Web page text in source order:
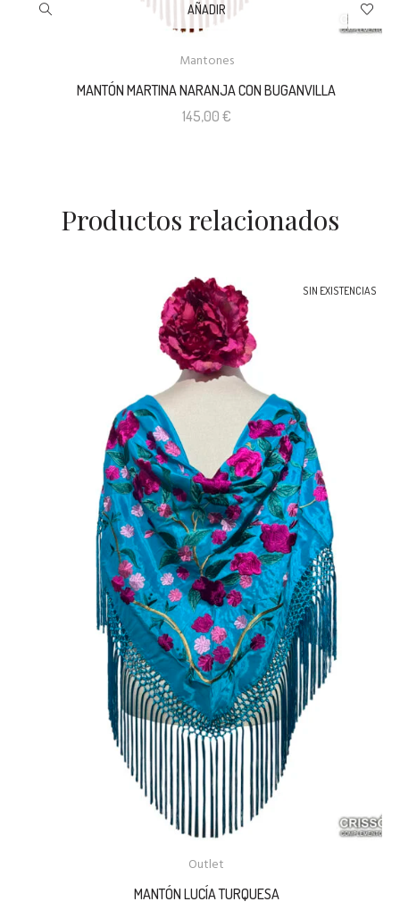
AÑADIR
Mantones
MANTÓN MARTINA NARANJA CON BUGANVILLA
145,00 €
Productos relacionados
SIN EXISTENCIAS
Outlet
MANTÓN LUCÍA TURQUESA